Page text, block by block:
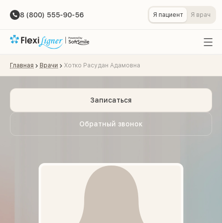
8 (800) 555-90-56 Я пациент Я врач
Главная Врачи Хотко Расудан Адамовна
Обратный звонок
Записаться